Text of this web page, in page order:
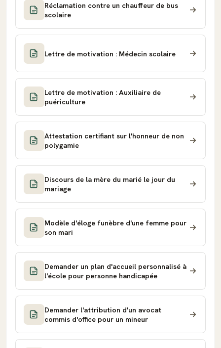
Réclamation contre un chauffeur de bus
scolaire
Lettre de motivation : Médecin scolaire
Lettre de motivation : Auxiliaire de
puériculture
Attestation certifiant sur l'honneur de non
polygamie
Discours de la mère du marié le jour du
mariage
Modèle d'éloge funèbre d'une femme pour
son mari
Demander un plan d'accueil personnalisé à
l'école pour personne handicapée
Demander l'attribution d'un avocat
commis d'office pour un mineur